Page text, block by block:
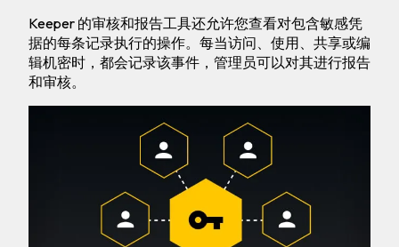
Keeper 的审核和报告工具还允许您查看对包含敏感凭
据的每条记录执行的操作。每当访问、使用、共享或编
辑机密时，都会记录该事件，管理员可以对其进行报告
和审核。